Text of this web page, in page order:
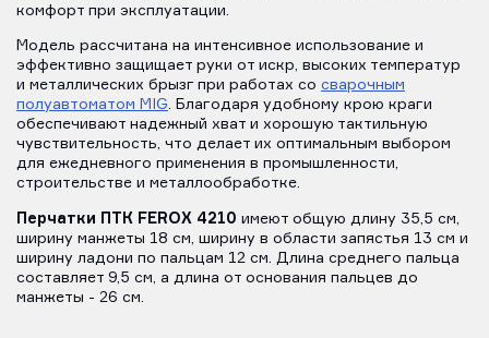
комфорт при эксплуатации.
Модель рассчитана на интенсивное использование и
эффективно защищает руки от искр, высоких температур
и металлических брызг при работах со сварочным
полуавтоматом MIG . Благодаря удобному крою краги
обеспечивают надежный хват и хорошую тактильную
чувствительность, что делает их оптимальным выбором
для ежедневного применения в промышленности,
строительстве и металлообработке.
Перчатки ПТК FEROX 4210 имеют общую длину 35,5 см,
ширину манжеты 18 см, ширину в области запястья 13 см и
ширину ладони по пальцам 12 см. Длина среднего пальца
составляет 9,5 см, а длина от основания пальцев до
манжеты - 26 см.